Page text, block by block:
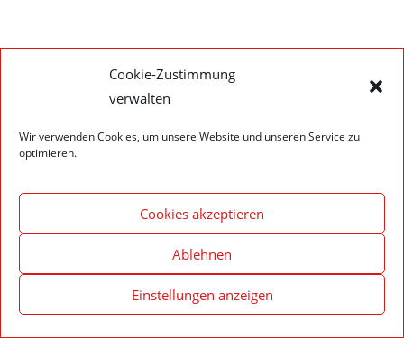
Cookie-Zustimmung
verwalten
Wir verwenden Cookies, um unsere Website und unseren Service zu
optimieren.
Cookies akzeptieren
Ablehnen
Einstellungen anzeigen
© 2020 Feuerwehr Walldürn